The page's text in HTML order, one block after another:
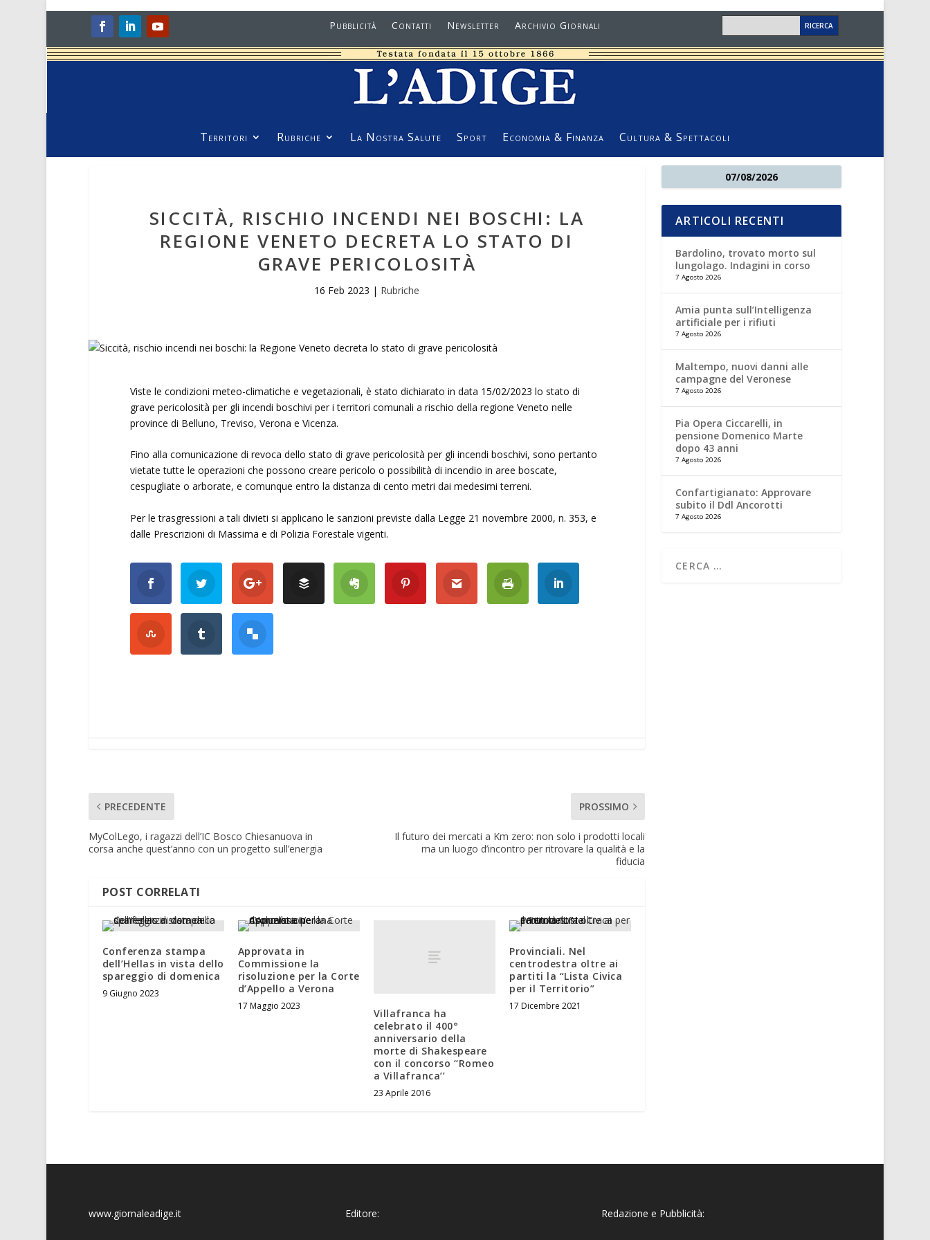
Pubblicità Contatti Newsletter Archivio Giornali
Territori Rubriche La Nostra Salute Sport Economia & Finanza Cultura & Spettacoli
SICCITÀ, RISCHIO INCENDI NEI BOSCHI: LA
REGIONE VENETO DECRETA LO STATO DI
GRAVE PERICOLOSITÀ
16 Feb 2023 | Rubriche
Viste le condizioni meteo-climatiche e vegetazionali, è stato dichiarato in data 15/02/2023 lo stato di
grave pericolosità per gli incendi boschivi per i territori comunali a rischio della regione Veneto nelle
province di Belluno, Treviso, Verona e Vicenza.
Fino alla comunicazione di revoca dello stato di grave pericolosità per gli incendi boschivi, sono pertanto
vietate tutte le operazioni che possono creare pericolo o possibilità di incendio in aree boscate,
cespugliate o arborate, e comunque entro la distanza di cento metri dai medesimi terreni.
Per le trasgressioni a tali divieti si applicano le sanzioni previste dalla Legge 21 novembre 2000, n. 353, e
dalle Prescrizioni di Massima e di Polizia Forestale vigenti.
PRECEDENTE
MyColLego, i ragazzi dell’IC Bosco Chiesanuova in
corsa anche quest’anno con un progetto sull’energia
PROSSIMO
Il futuro dei mercati a Km zero: non solo i prodotti locali
ma un luogo d’incontro per ritrovare la qualità e la
fiducia
POST CORRELATI
Conferenza stampa
dell’Hellas in vista dello
spareggio di domenica
9 Giugno 2023
Approvata in
Commissione la
risoluzione per la Corte
d’Appello a Verona
17 Maggio 2023
Villafranca ha
celebrato il 400°
anniversario della
morte di Shakespeare
con il concorso ‘‘Romeo
a Villafranca’’
23 Aprile 2016
Provinciali. Nel
centrodestra oltre ai
partiti la “Lista Civica
per il Territorio”
17 Dicembre 2021
07/08/2026
ARTICOLI RECENTI
Bardolino, trovato morto sul
lungolago. Indagini in corso
7 Agosto 2026
Amia punta sull’Intelligenza
artificiale per i rifiuti
7 Agosto 2026
Maltempo, nuovi danni alle
campagne del Veronese
7 Agosto 2026
Pia Opera Ciccarelli, in
pensione Domenico Marte
dopo 43 anni
7 Agosto 2026
Confartigianato: Approvare
subito il Ddl Ancorotti
7 Agosto 2026
www.giornaleadige.it Editore: Redazione e Pubblicità: